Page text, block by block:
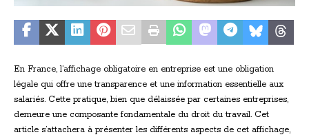
En France, l’affichage obligatoire en entreprise est une obligation
légale qui offre une transparence et une information essentielle aux
salariés. Cette pratique, bien que délaissée par certaines entreprises,
demeure une composante fondamentale du droit du travail. Cet
article s’attachera à présenter les différents aspects de cet affichage,